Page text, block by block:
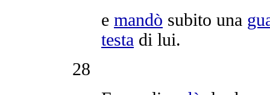
e mandò subito una
testa di lui.
28